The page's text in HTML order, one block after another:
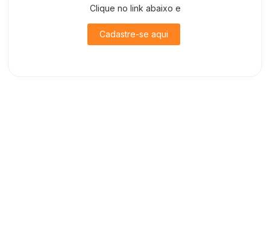
Clique no link abaixo e
Cadastre-se aqui